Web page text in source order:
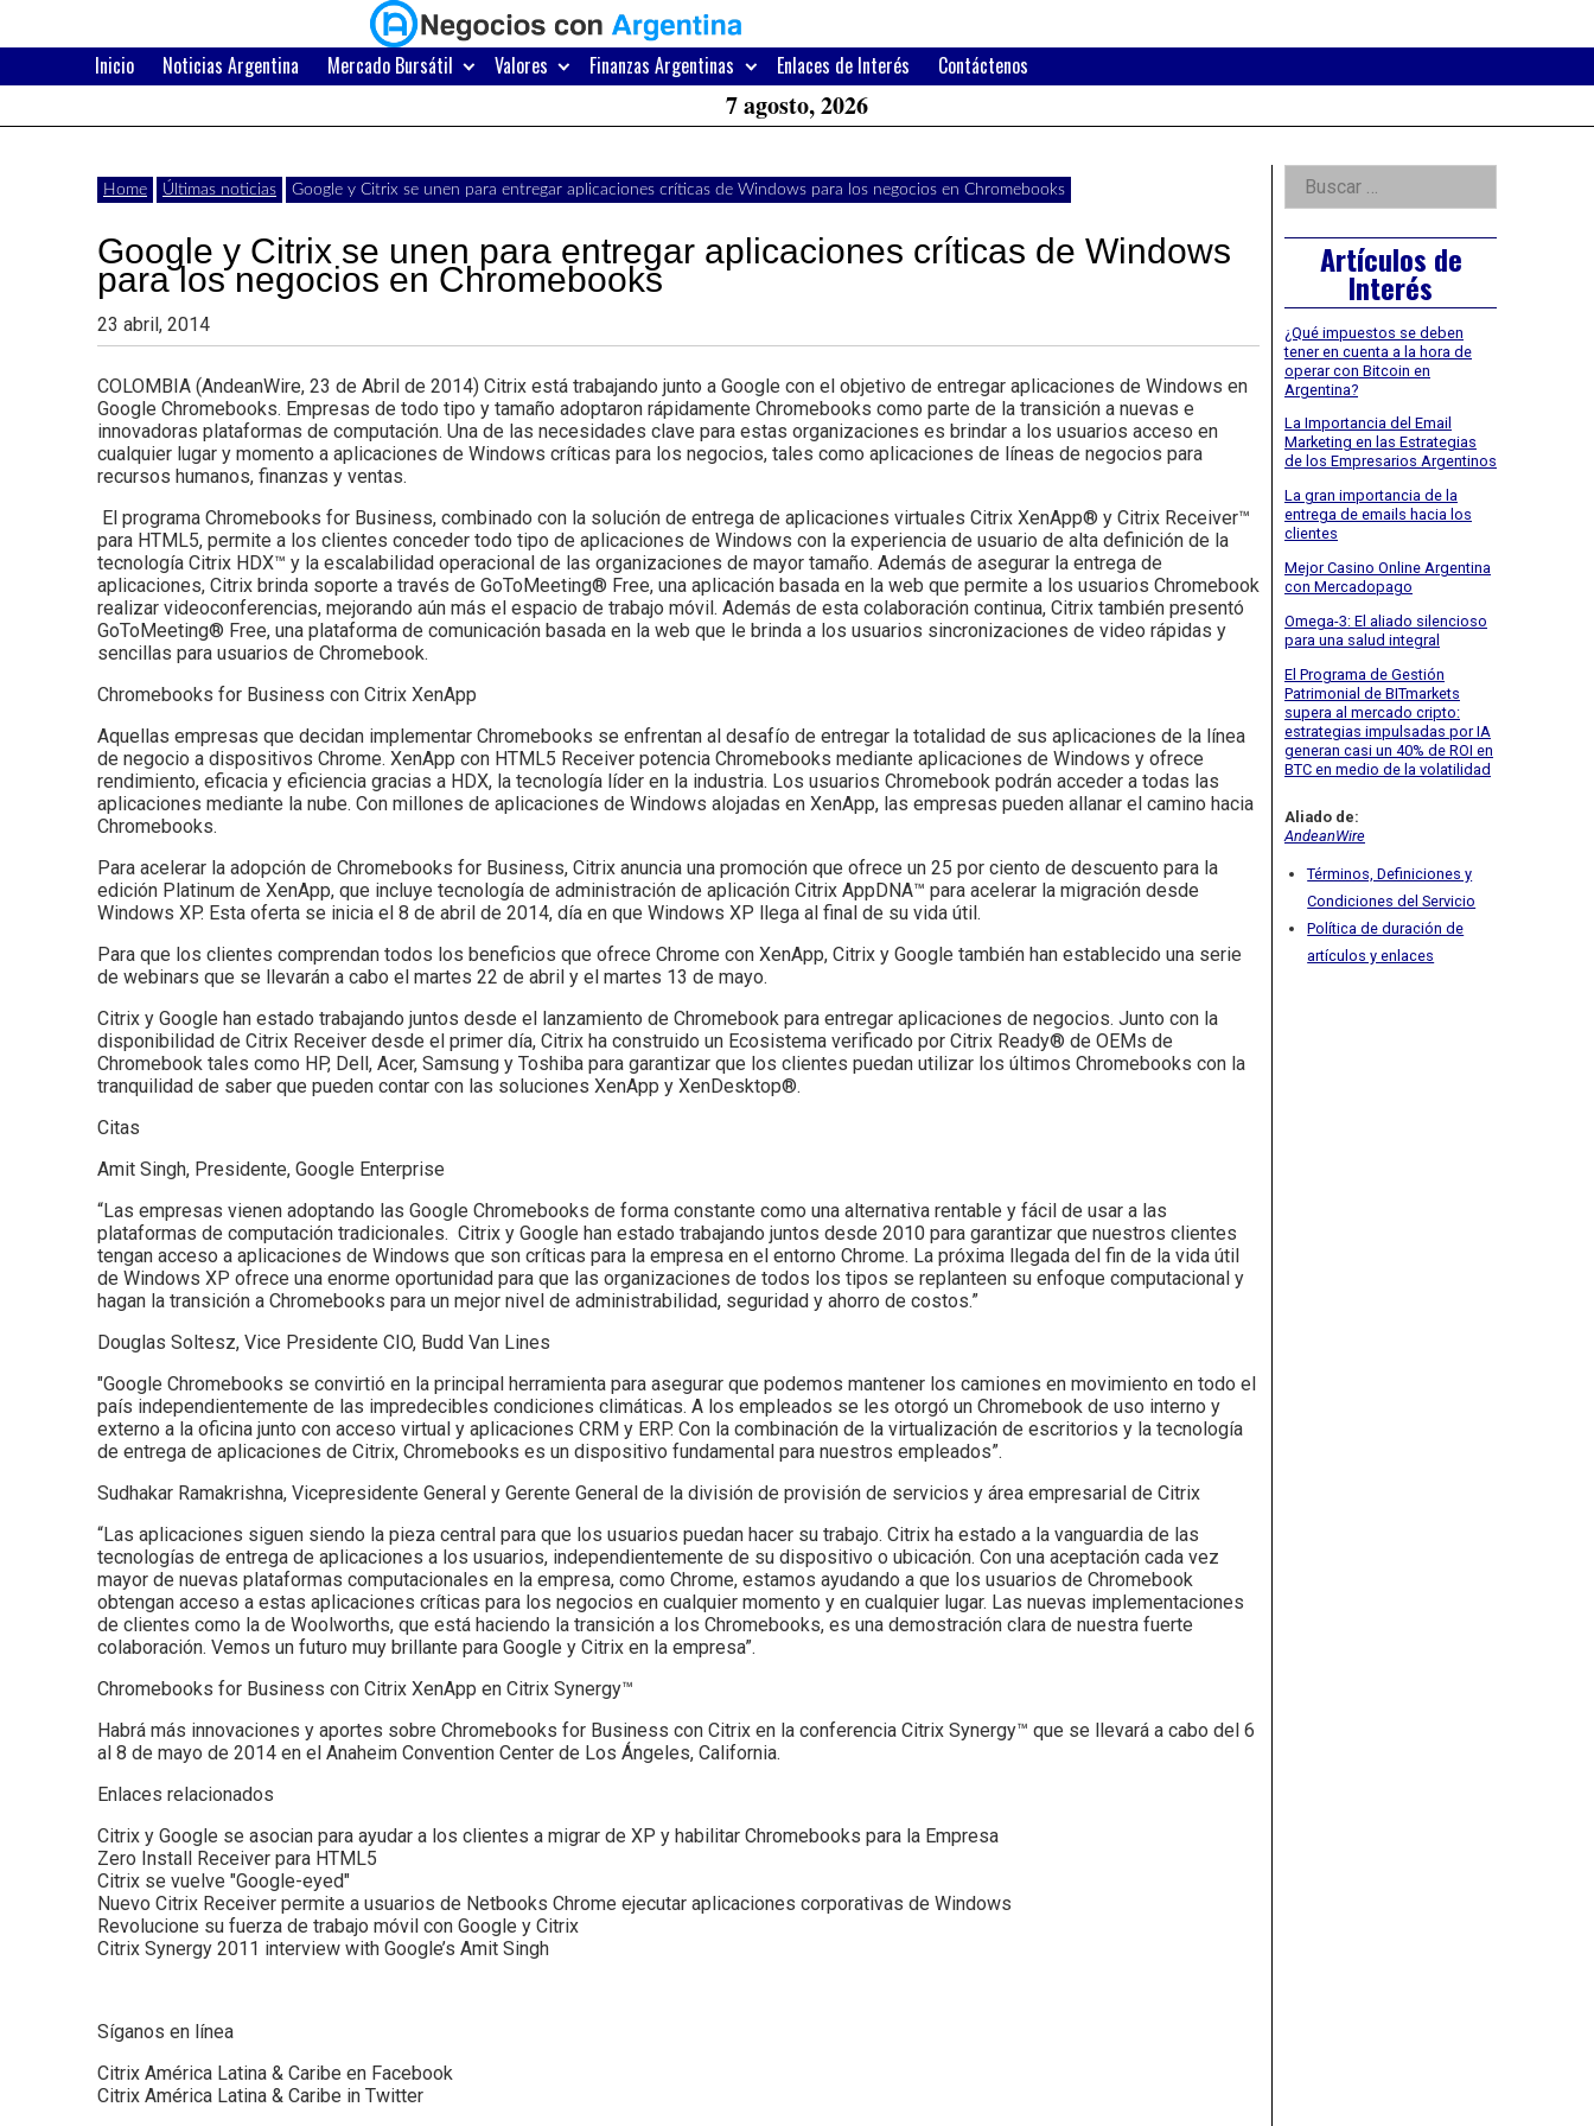
content
Negocios
con
Argentina
Últimas
noticias,
y
actualidad
de
negocios
con
Argentina.
Area
Inicio Noticias Argentina Mercado Bursátil Valores Finanzas Argentinas Enlaces de Interés Contáctenos
7 agosto, 2026
Home Últimas noticias Google y Citrix se unen para entregar aplicaciones críticas de Windows para los negocios en Chromebooks
Google y Citrix se unen para entregar aplicaciones críticas de Windows
para los negocios en Chromebooks
23 abril, 2014
COLOMBIA (AndeanWire, 23 de Abril de 2014) Citrix está trabajando junto a Google con el objetivo de entregar aplicaciones de Windows en
Google Chromebooks. Empresas de todo tipo y tamaño adoptaron rápidamente Chromebooks como parte de la transición a nuevas e
innovadoras plataformas de computación. Una de las necesidades clave para estas organizaciones es brindar a los usuarios acceso en
cualquier lugar y momento a aplicaciones de Windows críticas para los negocios, tales como aplicaciones de líneas de negocios para
recursos humanos, finanzas y ventas.
El programa Chromebooks for Business, combinado con la solución de entrega de aplicaciones virtuales Citrix XenApp® y Citrix Receiver™
para HTML5, permite a los clientes conceder todo tipo de aplicaciones de Windows con la experiencia de usuario de alta definición de la
tecnología Citrix HDX™ y la escalabilidad operacional de las organizaciones de mayor tamaño. Además de asegurar la entrega de
aplicaciones, Citrix brinda soporte a través de GoToMeeting® Free, una aplicación basada en la web que permite a los usuarios Chromebook
realizar videoconferencias, mejorando aún más el espacio de trabajo móvil. Además de esta colaboración continua, Citrix también presentó
GoToMeeting® Free, una plataforma de comunicación basada en la web que le brinda a los usuarios sincronizaciones de video rápidas y
sencillas para usuarios de Chromebook.
Chromebooks for Business con Citrix XenApp
Aquellas empresas que decidan implementar Chromebooks se enfrentan al desafío de entregar la totalidad de sus aplicaciones de la línea
de negocio a dispositivos Chrome. XenApp con HTML5 Receiver potencia Chromebooks mediante aplicaciones de Windows y ofrece
rendimiento, eficacia y eficiencia gracias a HDX, la tecnología líder en la industria. Los usuarios Chromebook podrán acceder a todas las
aplicaciones mediante la nube. Con millones de aplicaciones de Windows alojadas en XenApp, las empresas pueden allanar el camino hacia
Chromebooks.
Para acelerar la adopción de Chromebooks for Business, Citrix anuncia una promoción que ofrece un 25 por ciento de descuento para la
edición Platinum de XenApp, que incluye tecnología de administración de aplicación Citrix AppDNA™ para acelerar la migración desde
Windows XP. Esta oferta se inicia el 8 de abril de 2014, día en que Windows XP llega al final de su vida útil.
Para que los clientes comprendan todos los beneficios que ofrece Chrome con XenApp, Citrix y Google también han establecido una serie
de webinars que se llevarán a cabo el martes 22 de abril y el martes 13 de mayo.
Citrix y Google han estado trabajando juntos desde el lanzamiento de Chromebook para entregar aplicaciones de negocios. Junto con la
disponibilidad de Citrix Receiver desde el primer día, Citrix ha construido un Ecosistema verificado por Citrix Ready® de OEMs de
Chromebook tales como HP, Dell, Acer, Samsung y Toshiba para garantizar que los clientes puedan utilizar los últimos Chromebooks con la
tranquilidad de saber que pueden contar con las soluciones XenApp y XenDesktop®.
Citas
Amit Singh, Presidente, Google Enterprise
“Las empresas vienen adoptando las Google Chromebooks de forma constante como una alternativa rentable y fácil de usar a las
plataformas de computación tradicionales. Citrix y Google han estado trabajando juntos desde 2010 para garantizar que nuestros clientes
tengan acceso a aplicaciones de Windows que son críticas para la empresa en el entorno Chrome. La próxima llegada del fin de la vida útil
de Windows XP ofrece una enorme oportunidad para que las organizaciones de todos los tipos se replanteen su enfoque computacional y
hagan la transición a Chromebooks para un mejor nivel de administrabilidad, seguridad y ahorro de costos.”
Douglas Soltesz, Vice Presidente CIO, Budd Van Lines
"Google Chromebooks se convirtió en la principal herramienta para asegurar que podemos mantener los camiones en movimiento en todo el
país independientemente de las impredecibles condiciones climáticas. A los empleados se les otorgó un Chromebook de uso interno y
externo a la oficina junto con acceso virtual y aplicaciones CRM y ERP. Con la combinación de la virtualización de escritorios y la tecnología
de entrega de aplicaciones de Citrix, Chromebooks es un dispositivo fundamental para nuestros empleados”.
Sudhakar Ramakrishna, Vicepresidente General y Gerente General de la división de provisión de servicios y área empresarial de Citrix
“Las aplicaciones siguen siendo la pieza central para que los usuarios puedan hacer su trabajo. Citrix ha estado a la vanguardia de las
tecnologías de entrega de aplicaciones a los usuarios, independientemente de su dispositivo o ubicación. Con una aceptación cada vez
mayor de nuevas plataformas computacionales en la empresa, como Chrome, estamos ayudando a que los usuarios de Chromebook
obtengan acceso a estas aplicaciones críticas para los negocios en cualquier momento y en cualquier lugar. Las nuevas implementaciones
de clientes como la de Woolworths, que está haciendo la transición a los Chromebooks, es una demostración clara de nuestra fuerte
colaboración. Vemos un futuro muy brillante para Google y Citrix en la empresa”.
Chromebooks for Business con Citrix XenApp en Citrix Synergy™
Habrá más innovaciones y aportes sobre Chromebooks for Business con Citrix en la conferencia Citrix Synergy™ que se llevará a cabo del 6
al 8 de mayo de 2014 en el Anaheim Convention Center de Los Ángeles, California.
Enlaces relacionados
Citrix y Google se asocian para ayudar a los clientes a migrar de XP y habilitar Chromebooks para la Empresa
Zero Install Receiver para HTML5
Citrix se vuelve "Google-eyed"
Nuevo Citrix Receiver permite a usuarios de Netbooks Chrome ejecutar aplicaciones corporativas de Windows
Revolucione su fuerza de trabajo móvil con Google y Citrix
Citrix Synergy 2011 interview with Google’s Amit Singh
Síganos en línea
Citrix América Latina & Caribe en Facebook
Citrix América Latina & Caribe in Twitter
Right
Asides
Buscar:
Artículos de
Interés
¿Qué impuestos se deben
tener en cuenta a la hora de
operar con Bitcoin en
Argentina?
La Importancia del Email
Marketing en las Estrategias
de los Empresarios Argentinos
La gran importancia de la
entrega de emails hacia los
clientes
Mejor Casino Online Argentina
con Mercadopago
Omega-3: El aliado silencioso
para una salud integral
El Programa de Gestión
Patrimonial de BITmarkets
supera al mercado cripto:
estrategias impulsadas por IA
generan casi un 40% de ROI en
BTC en medio de la volatilidad
Aliado de:
AndeanWire
Términos, Definiciones y
Condiciones del Servicio
Política de duración de
artículos y enlaces